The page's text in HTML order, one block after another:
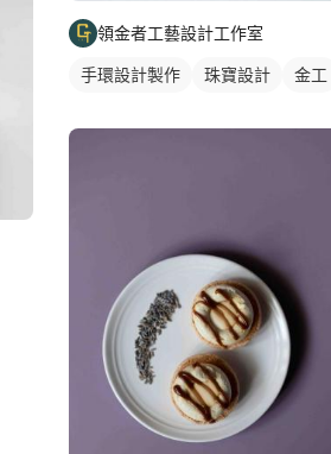
領金者工藝設計工作室
手環設計製作 珠寶設計 金工